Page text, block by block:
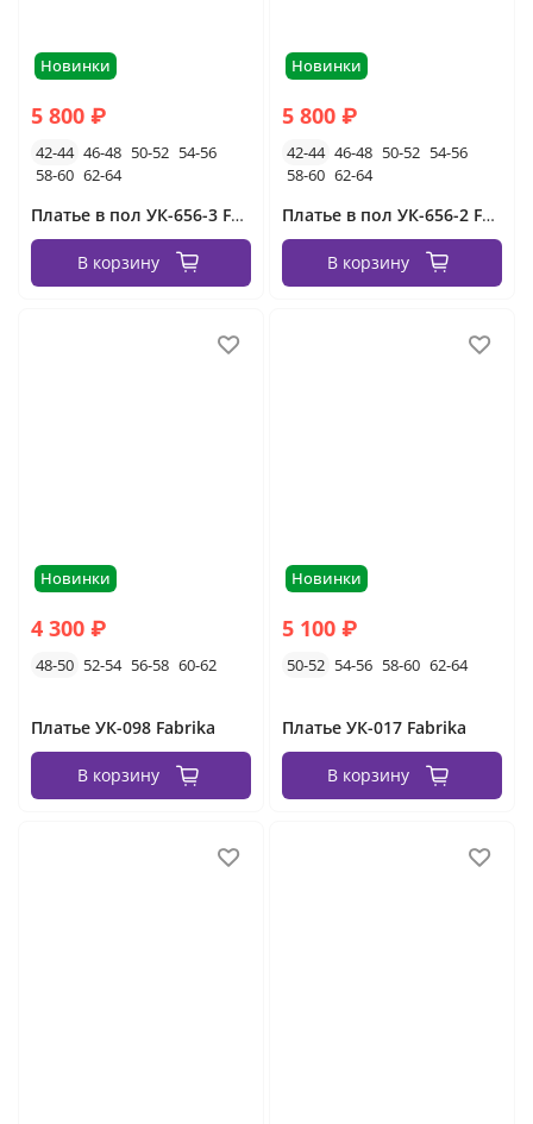
Новинки
5 800 ₽
42-44 46-48 50-52 54-56
58-60 62-64
Платье в пол УК-656-3 Fabrika
В корзину
Новинки
5 800 ₽
42-44 46-48 50-52 54-56
58-60 62-64
Платье в пол УК-656-2 Fabrika
В корзину
Новинки
4 300 ₽
48-50 52-54 56-58 60-62
Платье УК-098 Fabrika
В корзину
Новинки
5 100 ₽
50-52 54-56 58-60 62-64
Платье УК-017 Fabrika
В корзину